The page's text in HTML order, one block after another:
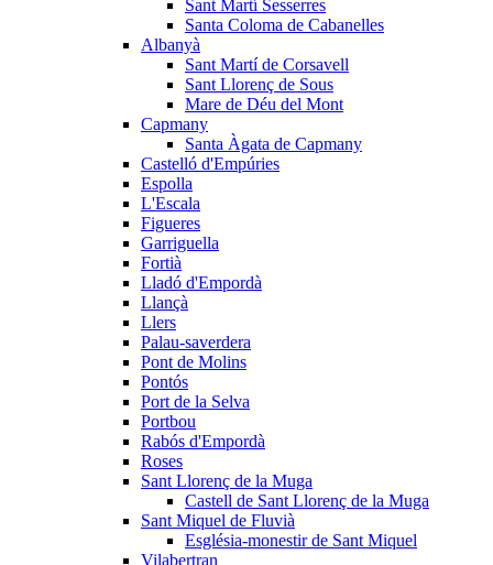
Sant Martí Sesserres
Santa Coloma de Cabanelles
Albanyà
Sant Martí de Corsavell
Sant Llorenç de Sous
Mare de Déu del Mont
Capmany
Santa Àgata de Capmany
Castelló d'Empúries
Espolla
L'Escala
Figueres
Garriguella
Fortià
Lladó d'Empordà
Llançà
Llers
Palau-saverdera
Pont de Molins
Pontós
Port de la Selva
Portbou
Rabós d'Empordà
Roses
Sant Llorenç de la Muga
Castell de Sant Llorenç de la Muga
Sant Miquel de Fluvià
Església-monestir de Sant Miquel
Vilabertran